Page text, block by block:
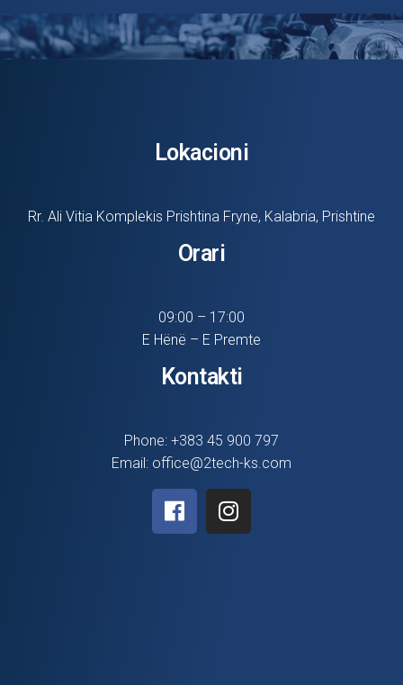
Lokacioni
Rr. Ali Vitia Komplekis Prishtina Fryne, Kalabria, Prishtine
Orari
09:00 – 17:00
E Hënë – E Premte
Kontakti
Phone: +383 45 900 797
Email: office@2tech-ks.com